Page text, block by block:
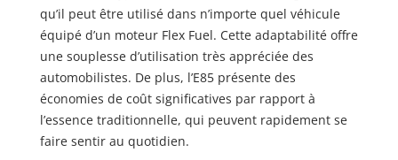
qu’il peut être utilisé dans n’importe quel véhicule
équipé d’un moteur Flex Fuel. Cette adaptabilité offre
une souplesse d’utilisation très appréciée des
automobilistes. De plus, l’E85 présente des
économies de coût significatives par rapport à
l’essence traditionnelle, qui peuvent rapidement se
faire sentir au quotidien.